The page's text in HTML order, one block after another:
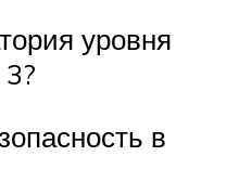
уровня
в